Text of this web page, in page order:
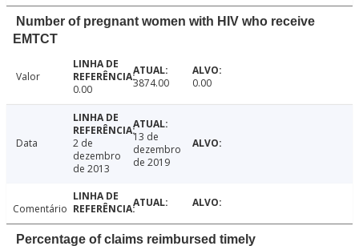
Number of pregnant women with HIV who receive
EMTCT
Valor
0.00
3874.00 0.00
Data
2 de
dezembro
de 2013
13 de
dezembro
de 2019
Comentário
Percentage of claims reimbursed timely